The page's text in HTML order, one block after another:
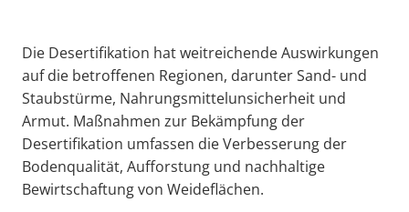
Die Desertifikation hat weitreichende Auswirkungen
auf die betroffenen Regionen, darunter Sand- und
Staubstürme, Nahrungsmittelunsicherheit und
Armut. Maßnahmen zur Bekämpfung der
Desertifikation umfassen die Verbesserung der
Bodenqualität, Aufforstung und nachhaltige
Bewirtschaftung von Weideflächen.